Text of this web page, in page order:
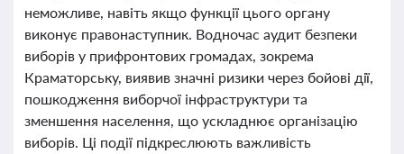
неможливе, навіть якщо функції цього органу
виконує правонаступник. Водночас аудит безпеки
виборів у прифронтових громадах, зокрема
Краматорську, виявив значні ризики через бойові дії,
пошкодження виборчої інфраструктури та
зменшення населення, що ускладнює організацію
виборів. Ці події підкреслюють важливість